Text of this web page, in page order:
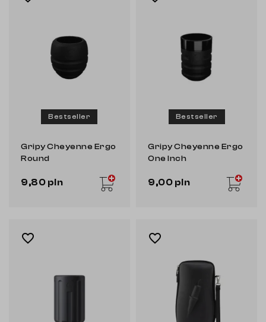
Bestseller
Gripy Cheyenne Ergo
Round
9,80 pln
Bestseller
Gripy Cheyenne Ergo
One Inch
9,00 pln
favorite_border favorite_border